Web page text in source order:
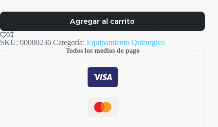
Agregar al carrito
SKU: 00000236 Categoría: Equipamiento Quirurgico
Todos los medios de pago